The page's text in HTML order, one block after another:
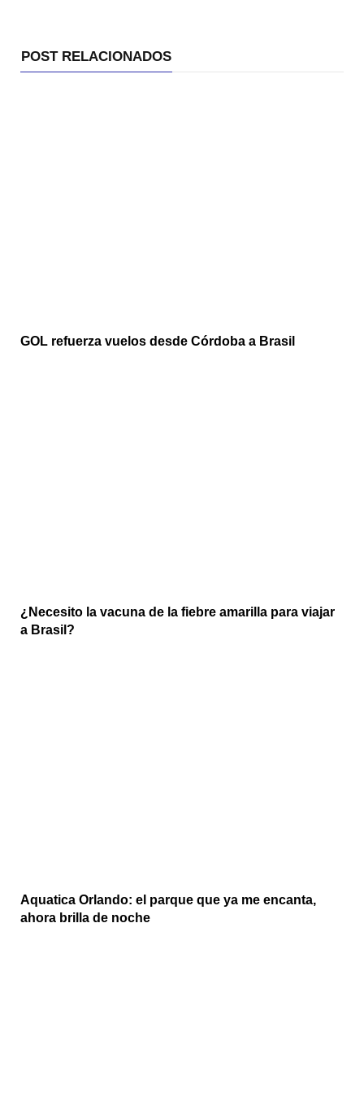
POST RELACIONADOS
GOL refuerza vuelos desde Córdoba a Brasil
¿Necesito la vacuna de la fiebre amarilla para viajar
a Brasil?
Aquatica Orlando: el parque que ya me encanta,
ahora brilla de noche